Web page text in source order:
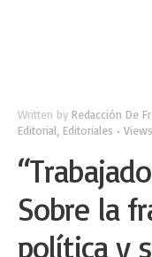
Written by Redacción De
Editorial Editoriales •
Sobre la
política y